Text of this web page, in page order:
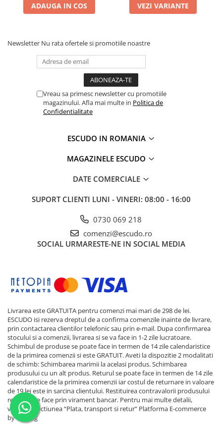
ADAUGA IN COS VEZI VARIANTE
Newsletter Nu rata ofertele si promotiile noastre
Vreau sa primesc newsletter cu promotiile
magazinului. Afla mai multe in Politica de
Confidentialitate
ESCUDO IN ROMANIA
MAGAZINELE ESCUDO
DATE COMERCIALE
SUPORT CLIENTI LUNI - VINERI: 08:00 - 16:00
0730 069 218
comenzi@escudo.ro
SOCIAL URMARESTE-NE IN SOCIAL MEDIA
Livrarea este GRATUITA pentru comenzi mai mari de 298 de lei.
ESCUDO isi rezerva dreptul de a confirma comenzile inainte de livrare,
prin contactarea clientilor telefonic sau prin e-mail. Dupa confirmarea
stocului si a comenzii, livrarea si se va face in 1-2 zile lucratoare.
Schimbul de produse se poate face in termen de 14 zile calendaristice
de la primirea comenzii si este GRATUIT. Aveti la dispozitie 2 modalitati
de schimb: Schimbarea marimii la acelasi produs. Schimbarea
produsului cu un alt produs. Returul se poate face in termen de 14 zile
calendaristice de la primirea comenzii iar costul de returnare in valoare
de 19 lei este in sarcina clientului. Restituirea contravalorii produsului
returnat se face prin virament bancar. Pentru mai multe detalii,
verificati sectiunea “Plata, transport si retur” Platforma E-commerce
by Gomag